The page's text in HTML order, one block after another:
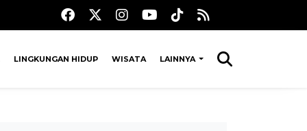
LINGKUNGAN HIDUP WISATA LAINNYA